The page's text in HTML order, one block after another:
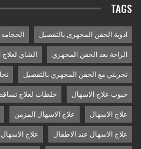
TAGS
ادوية الحقن المجهرى بالتفصيل
الراحة بعد الحقن المجهري الشاي لعلاج
تجربتي مع الحقن المجهري بالتفصيل
حبوب علاج الاسهال خلطات لعلاج
علاج الاسهال علاج الاسهال المزمن
علاج الاسهال عند الاطفال علاج